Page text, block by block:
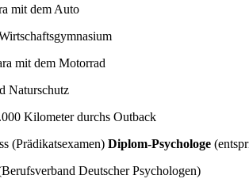
mit dem Auto
mit dem Motorrad
Naturschutz
Kilometer durchs Outback
(Prädikatsexamen) Diplom-Psychologe
Deutscher Psychologen)